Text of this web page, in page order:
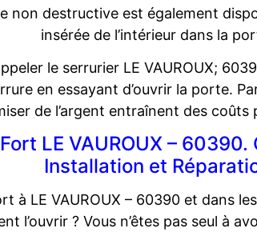
non destructive est également
insérée de l’intérieur dans la
le serrurier LE VAUROUX;
en essayant d’ouvrir la porte.
de l’argent entraînent des coûts
LE VAUROUX – 60390.
Installation et
à LE VAUROUX – 60390 et dans
l’ouvrir ? Vous n’êtes pas seul à